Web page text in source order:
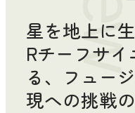
星を地上に
Rチーフサ
る、フュー
現への挑戦の